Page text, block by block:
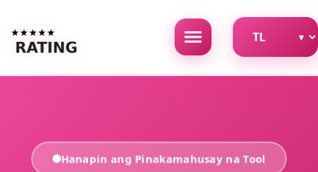
Hanapin ang Pinakamahusay na Tool